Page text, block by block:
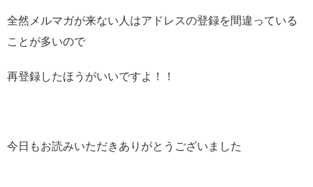
全然メルマガが来ない人はアドレスの登録を間違っている
ことが多いので
再登録したほうがいいですよ！！
今日もお読みいただきありがとうございました